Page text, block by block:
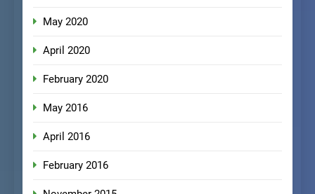
May 2020
April 2020
February 2020
May 2016
April 2016
February 2016